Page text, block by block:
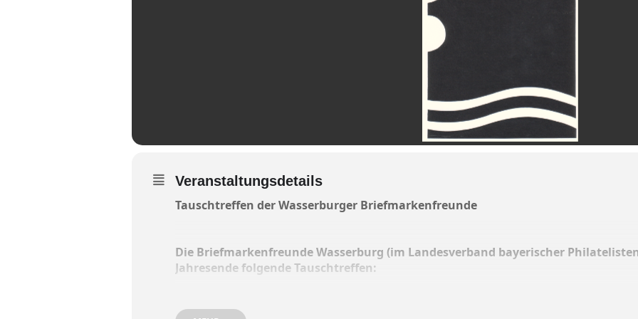
Veranstaltungsdetails
Tauschtreffen der Wasserburger Briefmarkenfreunde
Die Briefmarkenfreunde Wasserburg (im Landesverband bayerischer
Jahresende folgende Tauschtreffen: